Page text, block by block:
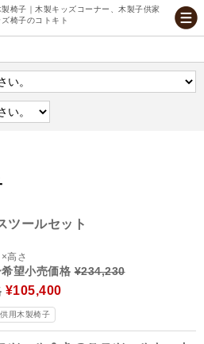
椅子｜木製キッズコーナー、木製子供家
椅子のコトキト
ツールセット
高さ
希望小売価格¥234,230
¥105,400
用木製椅子